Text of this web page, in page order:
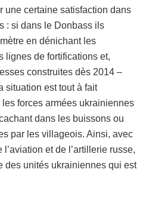
une certaine satisfaction dans
: si dans le Donbass ils
en dénichant les
lignes de fortifications et,
construites dès 2014 –
situation est tout à fait
forces armées ukrainiennes
dans les buissons ou
par les villageois. Ainsi, avec
et de l’artillerie russe,
des unités ukrainiennes qui est